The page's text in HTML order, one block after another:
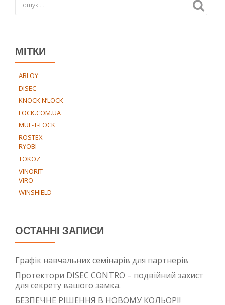
МІТКИ
ABLOY
DISEC
KNOCK N’LOCK
LOCK.COM.UA
MUL-T-LOCK
ROSTEX
RYOBI
TOKOZ
VINORIT
VIRO
WINSHIELD
ОСТАННІ ЗАПИСИ
Графік навчальних семінарів для партнерів
Протектори DISEC CONTRO – подвійний захист
для секрету вашого замка.
БЕЗПЕЧНЕ РІШЕННЯ В НОВОМУ КОЛЬОРІ!